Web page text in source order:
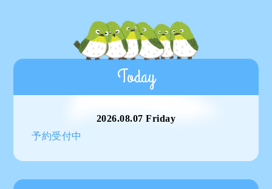
Today
2026.08.07 Friday
予約受付中